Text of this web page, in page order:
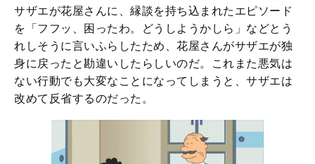
サザエが花屋さんに、縁談を持ち込まれたエピソード
を「フフッ、困ったわ。どうしようかしら」などとう
れしそうに言いふらしたため、花屋さんがサザエが独
身に戻ったと勘違いしたらしいのだ。これまた悪気は
ない行動でも大変なことになってしまうと、サザエは
改めて反省するのだった。